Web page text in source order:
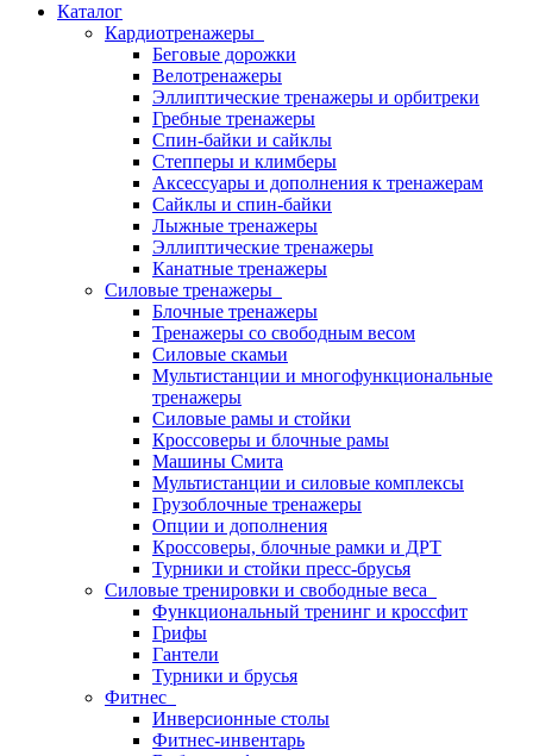
Каталог
Кардиотренажеры
Беговые дорожки
Велотренажеры
Эллиптические тренажеры и орбитреки
Гребные тренажеры
Спин-байки и сайклы
Степперы и климберы
Аксессуары и дополнения к тренажерам
Сайклы и спин-байки
Лыжные тренажеры
Эллиптические тренажеры
Канатные тренажеры
Силовые тренажеры
Блочные тренажеры
Тренажеры со свободным весом
Силовые скамьи
Мультистанции и многофункциональные
тренажеры
Силовые рамы и стойки
Кроссоверы и блочные рамы
Машины Смита
Мультистанции и силовые комплексы
Грузоблочные тренажеры
Опции и дополнения
Кроссоверы, блочные рамки и ДРТ
Турники и стойки пресс-брусья
Силовые тренировки и свободные веса
Функциональный тренинг и кроссфит
Грифы
Гантели
Турники и брусья
Фитнес
Инверсионные столы
Фитнес-инвентарь